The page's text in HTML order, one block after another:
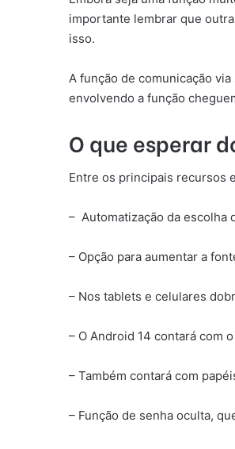
importante lembrar que
isso.
A função de comunicação
envolvendo a função
O que esperar
Entre os principais recursos
– Automatização da escolha
– Opção para aumentar a
– Nos tablets e celulares
– O Android 14 contará com
– Também contará com
– Função de senha oculta,